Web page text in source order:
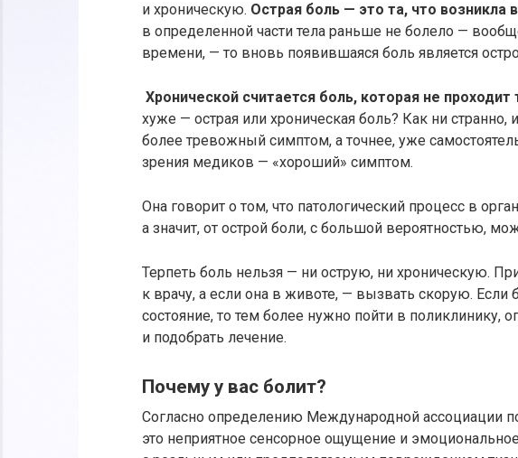
и хроническую. Острая боль — это та, что возникла
в определенной части тела раньше не болело —
времени, — то вновь появившаяся боль является
Хронической считается боль, которая не
хуже — острая или хроническая боль? Как ни странно,
более тревожный симптом, а точнее, уже
зрения медиков — «хороший» симптом.
Она говорит о том, что патологический процесс в
а значит, от острой боли, с большой вероятностью,
Терпеть боль нельзя — ни острую, ни хроническую.
к врачу, а если она в животе, — вызвать скорую. Если
состояние, то тем более нужно пойти в поликлинику,
и подобрать лечение.
Почему у вас болит?
Согласно определению Международной ассоциации
это неприятное сенсорное ощущение и